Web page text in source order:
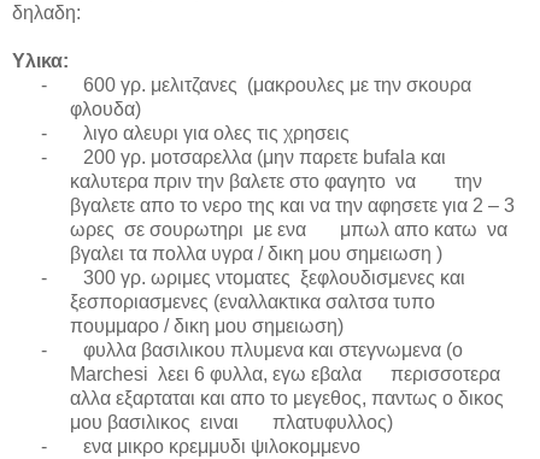
δηλαδη:
Υλικα:
-
600 γρ. μελιτζανες (μακρουλες με την σκουρα
φλουδα)
-
λιγο αλευρι για ολες τις χρησεις
-
200 γρ. μοτσαρελλα (μην παρετε bufala και
καλυτερα πριν την βαλετε στο φαγητο να την
βγαλετε απο το νερο της και να την αφησετε για 2 – 3
ωρες σε σουρωτηρι με ενα μπωλ απο κατω να
βγαλει τα πολλα υγρα / δικη μου σημειωση )
-
300 γρ. ωριμες ντοματες ξεφλουδισμενες και
ξεσποριασμενες (εναλλακτικα σαλτσα τυπο
πουμμαρο / δικη μου σημειωση)
-
φυλλα βασιλικου πλυμενα και στεγνωμενα (o
Marchesi λεει 6 φυλλα, εγω εβαλα περισσοτερα
αλλα εξαρταται και απο το μεγεθος, παντως ο δικος
μου βασιλικος ειναι πλατυφυλλος)
-
ενα μικρο κρεμμυδι ψιλοκομμενο